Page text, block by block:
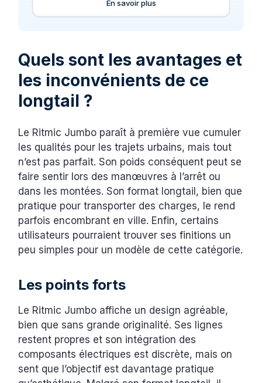
En savoir plus
Quels sont les avantages et
les inconvénients de ce
longtail ?
Le Ritmic Jumbo paraît à première vue cumuler
les qualités pour les trajets urbains, mais tout
n’est pas parfait. Son poids conséquent peut se
faire sentir lors des manœuvres à l’arrêt ou
dans les montées. Son format longtail, bien que
pratique pour transporter des charges, le rend
parfois encombrant en ville. Enfin, certains
utilisateurs pourraient trouver ses finitions un
peu simples pour un modèle de cette catégorie.
Les points forts
Le Ritmic Jumbo affiche un design agréable,
bien que sans grande originalité. Ses lignes
restent propres et son intégration des
composants électriques est discrète, mais on
sent que l’objectif est davantage pratique